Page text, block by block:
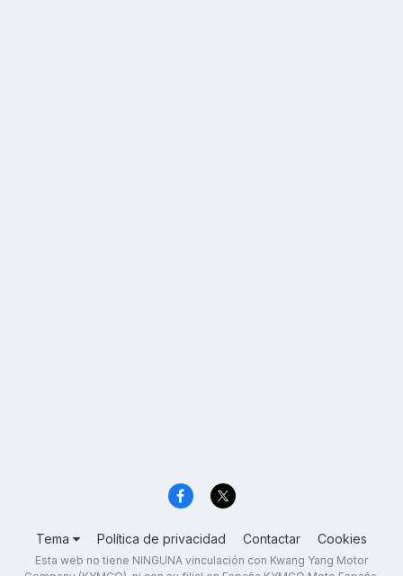
Tema Política de privacidad Contactar Cookies
Esta web no tiene NINGUNA vinculación con Kwang Yang Motor